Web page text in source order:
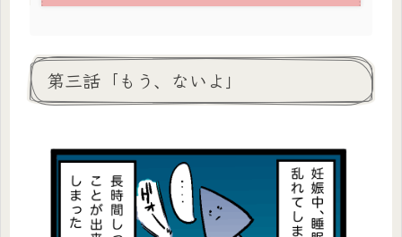
第三話「もう、ないよ」